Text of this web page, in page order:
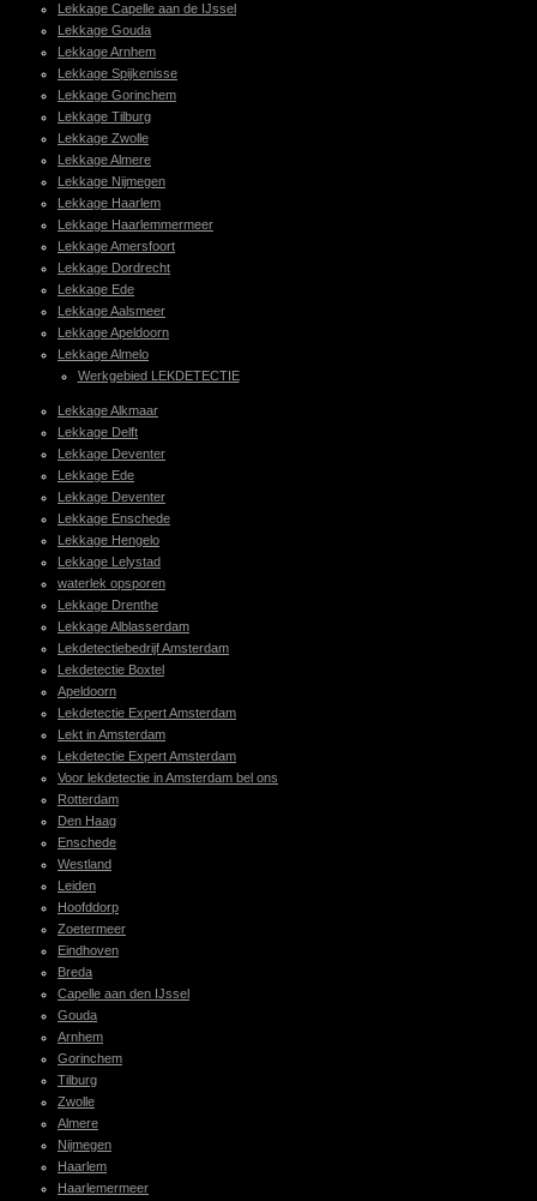
Lekkage Capelle aan de IJssel
Lekkage Gouda
Lekkage Arnhem
Lekkage Spijkenisse
Lekkage Gorinchem
Lekkage Tilburg
Lekkage Zwolle
Lekkage Almere
Lekkage Nijmegen
Lekkage Haarlem
Lekkage Haarlemmermeer
Lekkage Amersfoort
Lekkage Dordrecht
Lekkage Ede
Lekkage Aalsmeer
Lekkage Apeldoorn
Lekkage Almelo
Werkgebied LEKDETECTIE
Lekkage Alkmaar
Lekkage Delft
Lekkage Deventer
Lekkage Ede
Lekkage Deventer
Lekkage Enschede
Lekkage Hengelo
Lekkage Lelystad
waterlek opsporen
Lekkage Drenthe
Lekkage Alblasserdam
Lekdetectiebedrijf Amsterdam
Lekdetectie Boxtel
Apeldoorn
Lekdetectie Expert Amsterdam
Lekt in Amsterdam
Lekdetectie Expert Amsterdam
Voor lekdetectie in Amsterdam bel ons
Rotterdam
Den Haag
Enschede
Westland
Leiden
Hoofddorp
Zoetermeer
Eindhoven
Breda
Capelle aan den IJssel
Gouda
Arnhem
Gorinchem
Tilburg
Zwolle
Almere
Nijmegen
Haarlem
Haarlemermeer